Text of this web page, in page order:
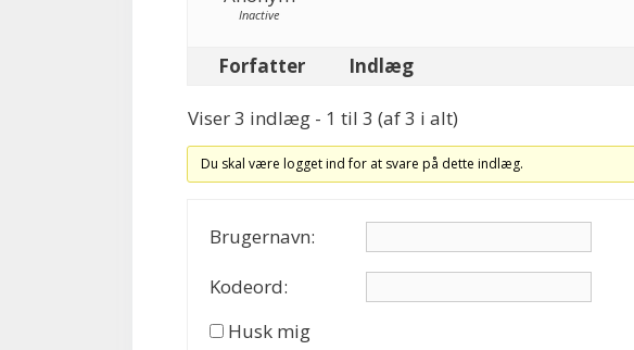
Inactive
Forfatter Indlæg
Viser 3 indlæg - 1 til 3 (af 3 i alt)
Du skal være logget ind for at svare på dette indlæg.
Brugernavn:
Kodeord:
Husk mig